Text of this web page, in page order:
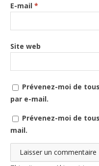
E-mail*
Site web
Prévenez-moi de
par e-mail.
Prévenez-moi de
mail.